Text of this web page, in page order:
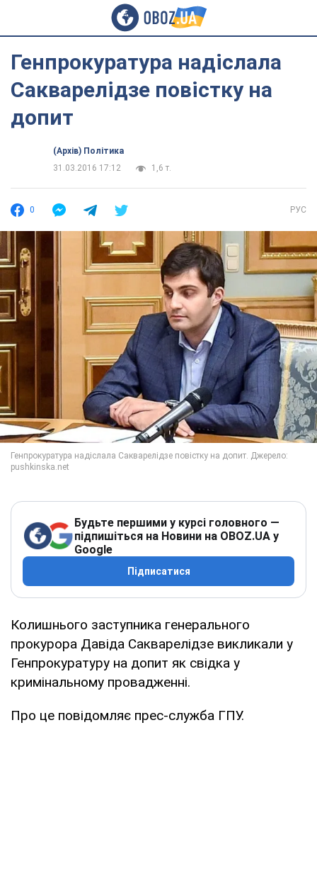
Генпрокуратура надіслала
Сакварелідзе повістку на
допит
(Архів) Політика
31.03.2016 17:12
1,6 т.
0 РУС
Будьте першими у курсі головного —
підпишіться на Новини на OBOZ.UA у
Google
Підписатися
Колишнього заступника генерального
прокурора Давіда Сакварелідзе викликали у
Генпрокуратуру на допит як свідка у
кримінальному провадженні.
Про це повідомляє прес-служба ГПУ.